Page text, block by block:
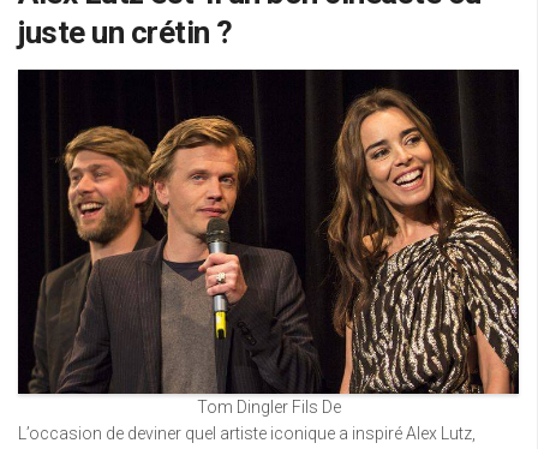
juste un crétin ?
Tom Dingler Fils De
L’occasion de deviner quel artiste iconique a inspiré Alex Lutz,